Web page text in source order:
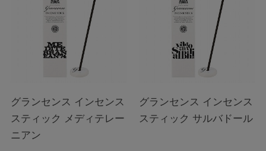
グランセンス インセンス
スティック メディテレー
ニアン
グランセンス インセンス
スティック サルバドール